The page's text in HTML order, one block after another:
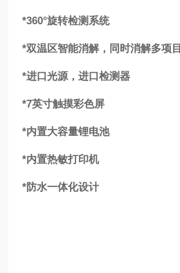
*360°旋转检测系统
*双温区智能消解，同时消解多项目
*进口光源，进口检测器
*7英寸触摸彩色屏
*内置大容量锂电池
*内置热敏打印机
*防水一体化设计